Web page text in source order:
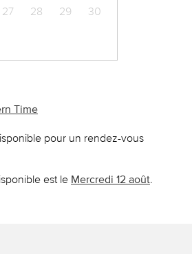
27 28 29
30
Time
pour un rendez-vous
est le Mercredi 12 août.